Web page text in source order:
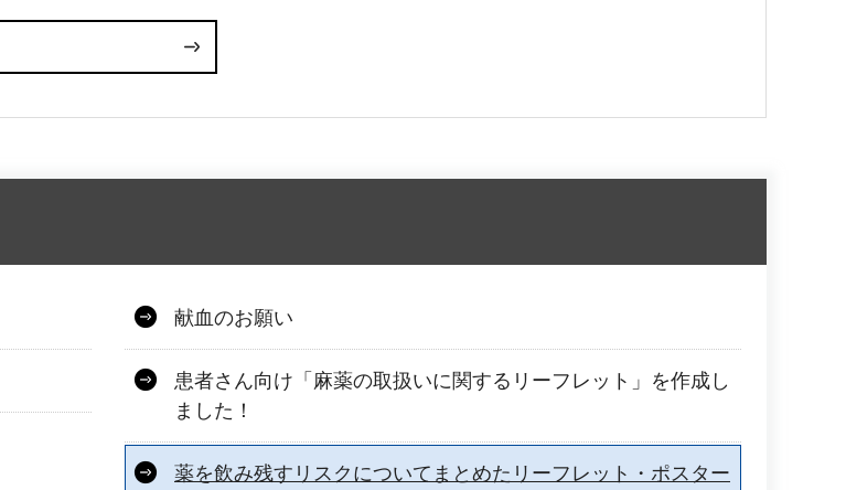
献血のお願い
患者さん向け「麻薬の取扱いに関するリーフレット」を作成し
ました！
薬を飲み残すリスクについてまとめたリーフレット・ポスター